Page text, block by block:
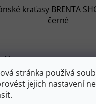
stránka používá
jejich nastavení
kraťasy BRENTA
černé
pánské kraťasy s
nebo letní horské lezení.